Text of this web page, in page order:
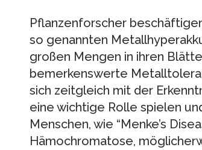
Pflanzenforscher
so genannten
großen Mengen in ihren
bemerkenswerte
sich zeitgleich mit der
eine wichtige Rolle spielen
Menschen, wie “Menke’s
Hämochromatose,